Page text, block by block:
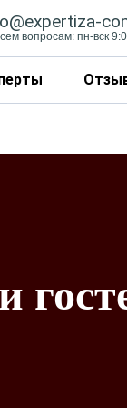
вопросам: пн-вск